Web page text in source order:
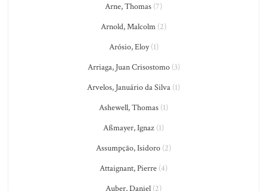
Arne, Thomas (7)
Arnold, Malcolm (2)
Arósio, Eloy(1)
Arriaga, Juan Crisostomo(3)
Arvelos, Januário da Silva (1)
Ashewell, Thomas (1)
Aßmayer, Ignaz (1)
Assumpção, Isidoro (2)
Attaignant, Pierre (4)
Auber, Daniel (2)